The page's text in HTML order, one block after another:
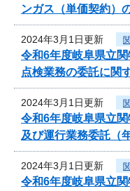
ンガス（単価契約）
2024年3月1日更新
令和6年度岐阜県立
点検業務の委託に関
2024年3月1日更新
令和6年度岐阜県立
及び運行業務委託（
2024年3月1日更新
令和6年度岐阜県立